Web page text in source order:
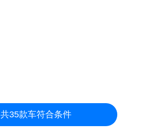
共35款车符合条件